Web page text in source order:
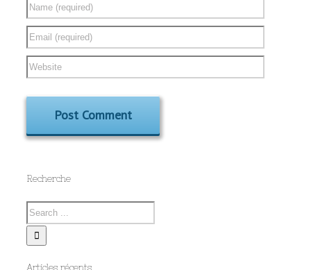
Recherche
Articles récents